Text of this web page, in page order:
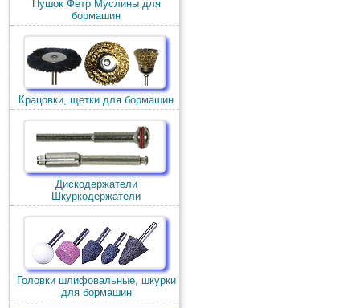
Пушок Фетр Муслины для
бормашин
Крацовки, щетки для бормашин
Дискодержатели
Шкуркодержатели
Головки шлифовальные, шкурки
для бормашин